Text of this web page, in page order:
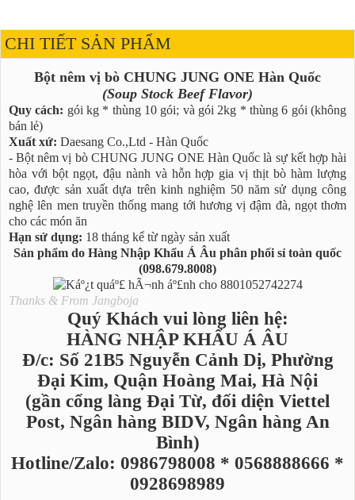
CHI TIẾT SẢN PHẨM
Bột nêm vị bò CHUNG JUNG ONE Hàn Quốc
(Soup Stock Beef Flavor)
Quy cách: gói kg * thùng 10 gói; và gói 2kg * thùng 6 gói (không
bán lẻ)
Xuất xứ: Daesang Co.,Ltd - Hàn Quốc
- Bột nêm vị bò CHUNG JUNG ONE Hàn Quốc là sự kết hợp hài
hòa với bột ngọt, đậu nành và hỗn hợp gia vị thịt bò hàm lượng
cao, được sản xuất dựa trên kinh nghiệm 50 năm sử dụng công
nghệ lên men truyền thống mang tới hương vị đậm đà, ngọt thơm
cho các món ăn
Hạn sử dụng: 18 tháng kể từ ngày sản xuất
Sản phẩm do Hàng Nhập Khẩu Á Âu phân phối sỉ toàn quốc
(098.679.8008)
Thanks & From Jangboja
Quý Khách vui lòng liên hệ:
HÀNG NHẬP KHẨU Á ÂU
Đ/c: Số 21B5 Nguyễn Cảnh Dị, Phường
Đại Kim, Quận Hoàng Mai, Hà Nội
(gần cổng làng Đại Từ, đối diện Viettel
Post, Ngân hàng BIDV, Ngân hàng An
Bình)
Hotline/Zalo: 0986798008 * 0568888666 *
0928698989